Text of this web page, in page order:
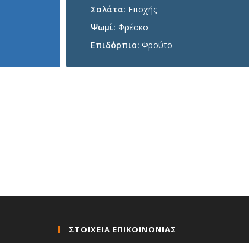
Σαλάτα: Εποχής
Ψωμί: Φρέσκο
Επιδόρπιο: Φρούτο
ΣΤΟΙΧΕΙΑ ΕΠΙΚΟΙΝΩΝΙΑΣ